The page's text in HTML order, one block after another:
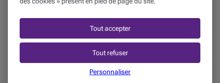
Le moment est venu pour votre jeune de voler de ses
propres ailes ! Mais pas sans couvrir vos (et ses) arrières.
La vie en kot n'est pas sans petits (ou gros) accros : la
baignoire qui déborde chez le voisin, une fête un p...
Tout accepter
Tout refuser
Personnaliser